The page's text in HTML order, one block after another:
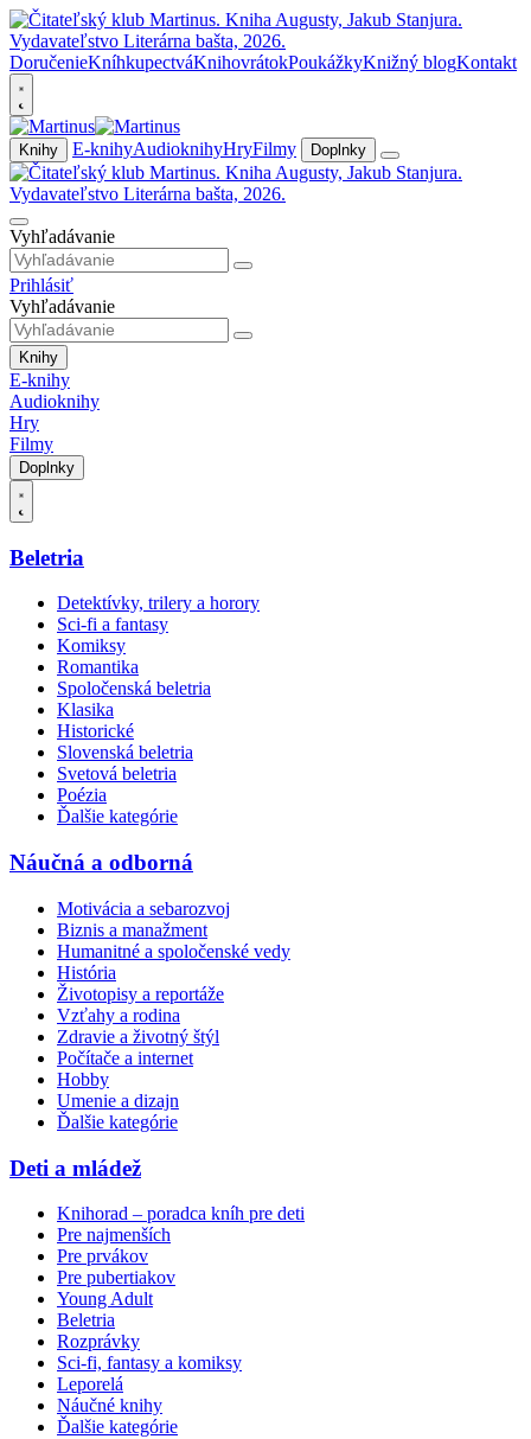
DoručenieKníhkupectváKnihovrátokPoukážkyKnižný blogKontakt
Knihy E-knihyAudioknihyHryFilmy Doplnky
Vyhľadávanie
Prihlásiť
Vyhľadávanie
Knihy
E-knihy
Audioknihy
Hry
Filmy
Doplnky
Beletria
Detektívky, trilery a horory
Sci-fi a fantasy
Komiksy
Romantika
Spoločenská beletria
Klasika
Historické
Slovenská beletria
Svetová beletria
Poézia
Ďalšie kategórie
Náučná a odborná
Motivácia a sebarozvoj
Biznis a manažment
Humanitné a spoločenské vedy
História
Životopisy a reportáže
Vzťahy a rodina
Zdravie a životný štýl
Počítače a internet
Hobby
Umenie a dizajn
Ďalšie kategórie
Deti a mládež
Knihorad – poradca kníh pre deti
Pre najmenších
Pre prvákov
Pre pubertiakov
Young Adult
Beletria
Rozprávky
Sci-fi, fantasy a komiksy
Leporelá
Náučné knihy
Ďalšie kategórie